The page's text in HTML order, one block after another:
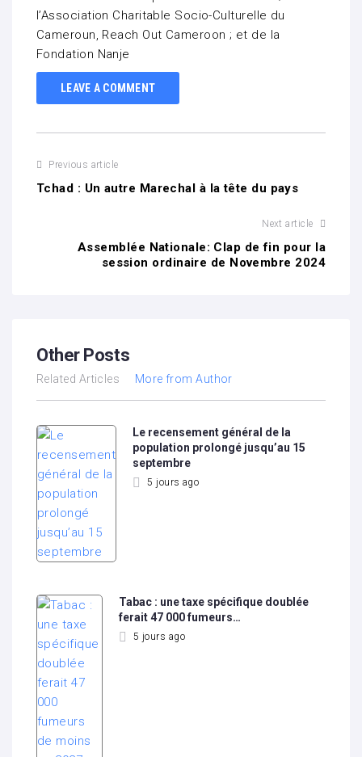
l’Association Charitable Socio-Culturelle du
Cameroun, Reach Out Cameroon ; et de la
Fondation Nanje
LEAVE A COMMENT
Previous article
Tchad : Un autre Marechal à la tête du pays
Next article
Assemblée Nationale: Clap de fin pour la
session ordinaire de Novembre 2024
Other Posts
Related Articles More from Author
Le recensement général de la
population prolongé jusqu’au 15
septembre
5 jours ago
Tabac : une taxe spécifique doublée
ferait 47 000 fumeurs…
5 jours ago